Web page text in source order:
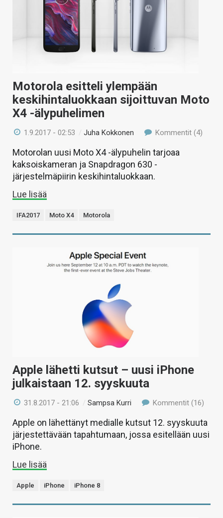
Motorola esitteli ylempään
keskihintaluokkaan sijoittuvan Moto
X4 -älypuhelimen
1.9.2017 - 02:53 /Juha Kokkonen Kommentit (4)
Motorolan uusi Moto X4 -älypuhelin tarjoaa
kaksoiskameran ja Snapdragon 630 -
järjestelmäpiirin keskihintaluokkaan.
Lue lisää
IFA2017 Moto X4 Motorola
Apple lähetti kutsut – uusi iPhone
julkaistaan 12. syyskuuta
31.8.2017 - 21:06 /Sampsa Kurri Kommentit (16)
Apple on lähettänyt medialle kutsut 12. syyskuuta
järjestettävään tapahtumaan, jossa esitellään uusi
iPhone.
Lue lisää
Apple iPhone iPhone 8